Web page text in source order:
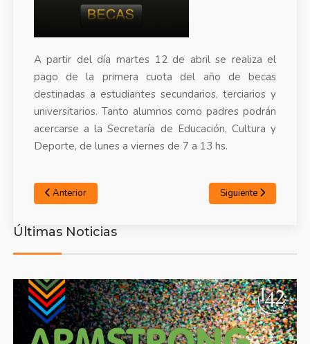
A partir del día martes 12 de abril se realiza el
pago de la primera cuota del año de becas
destinadas a estudiantes secundarios, terciarios y
universitarios. Tanto alumnos como padres podrán
acercarse a la Secretaría de Educación, Cultura y
Deporte, de lunes a viernes de 7 a 13 hs.
Anterior Siguiente
Últimas Noticias